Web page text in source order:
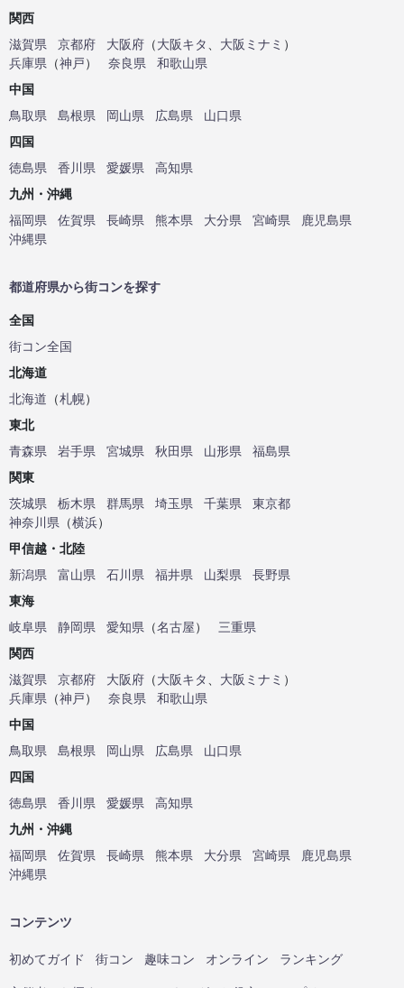
関西
滋賀県
京都府 大阪府 （大阪キタ、 大阪ミナミ ）
兵庫県 （神戸） 奈良県
和歌山県
中国
鳥取県
島根県 岡山県 広島県
山口県
四国
徳島県
香川県 愛媛県
高知県
九州・沖縄
福岡県
佐賀県 長崎県 熊本県 大分県 宮崎県
鹿児島県
沖縄県
都道府県から街コンを探す
全国
街コン全国
北海道
北海道 （札幌）
東北
青森県
岩手県 宮城県 秋田県 山形県
福島県
関東
茨城県
栃木県 群馬県 埼玉県 千葉県
東京都
神奈川県 （横浜）
甲信越・北陸
新潟県
富山県 石川県 福井県 山梨県
長野県
東海
岐阜県
静岡県 愛知県 （名古屋）
三重県
関西
滋賀県
京都府 大阪府 （大阪キタ、 大阪ミナミ ）
兵庫県 （神戸） 奈良県
和歌山県
中国
鳥取県
島根県 岡山県 広島県
山口県
四国
徳島県
香川県 愛媛県
高知県
九州・沖縄
福岡県
佐賀県 長崎県 熊本県 大分県 宮崎県
鹿児島県
沖縄県
コンテンツ
初めてガイド 街コン 趣味コン オンライン ランキング